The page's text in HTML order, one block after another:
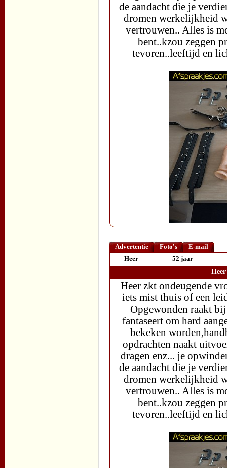
de aandacht die je
dromen werkelijkheid
vertrouwen.. Alles is
bent..kzou zeggen
tevoren..leeftijd en
Advertentie Foto's
E-mail
Heer
52 jaar
Heer zkt ondeugende
iets mist thuis of een
Opgewonden raakt
fantaseert om hard
bekeken
opdrachten naakt
dragen enz... je
de aandacht die je
dromen werkelijkheid
vertrouwen.. Alles is
bent..kzou zeggen
tevoren..leeftijd en